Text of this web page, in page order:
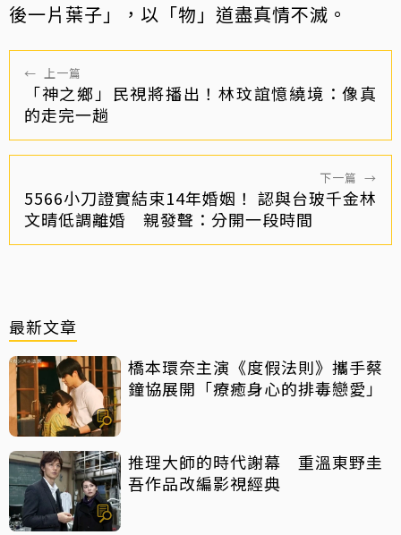
後一片葉子」，以「物」道盡真情不滅。
← 上一篇
「神之鄉」民視將播出！林玟誼憶繞境：像真
的走完一趟
下一篇 →
5566小刀證實結束14年婚姻！ 認與台玻千金林
文晴低調離婚 親發聲：分開一段時間
最新文章
橋本環奈主演《度假法則》攜手蔡
鐘協展開「療癒身心的排毒戀愛」
推理大師的時代謝幕 重溫東野圭
吾作品改編影視經典